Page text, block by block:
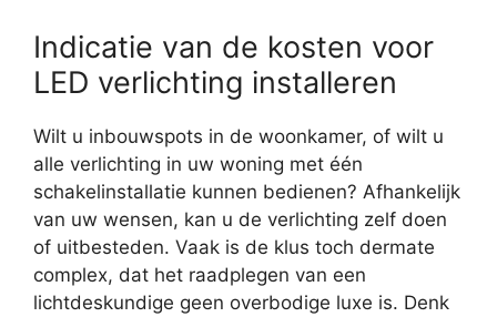
Indicatie van de kosten voor
LED verlichting installeren
Wilt u inbouwspots in de woonkamer, of wilt u
alle verlichting in uw woning met één
schakelinstallatie kunnen bedienen? Afhankelijk
van uw wensen, kan u de verlichting zelf doen
of uitbesteden. Vaak is de klus toch dermate
complex, dat het raadplegen van een
lichtdeskundige geen overbodige luxe is. Denk